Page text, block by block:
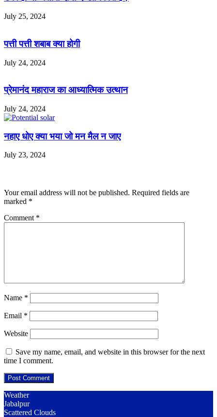
July 25, 2024
पत्ती पत्ती शबाब क्या होगी
July 24, 2024
प्रेमानंद महाराज का आध्यात्मिक उत्थान
July 24, 2024
नहाए धोए क्या भया जो मन मैल न जाए
July 23, 2024
Your email address will not be published. Required fields are
marked *
Comment *
Name *
Email *
Website
Save my name, email, and website in this browser for the next
time I comment.
Weather
Jabalpur
Scattered Clouds